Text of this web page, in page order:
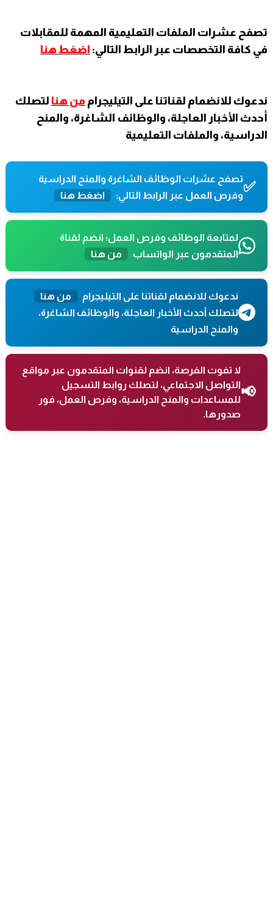
تصفح عشرات الملفات التعليمية المهمة للمقابلات
في كافة التخصصات عبر الرابط التالي: اضغط هنا
ندعوك للانضمام لقناتنا على التيليجرام من هنا لتصلك
أحدث الأخبار العاجلة، والوظائف الشاغرة، والمنح
الدراسية، والملفات التعليمية
✅تصفح عشرات الوظائف الشاغرة والمنح الدراسية
وفرص العمل عبر الرابط التالي:
اضغط هنا
لمتابعة الوظائف وفرص العمل؛ انضم لقناة
المتقدمون عبر الواتساب
من هنا
ندعوك للانضمام لقناتنا على التيليجرام
من هنا
لتصلك أحدث الأخبار العاجلة، والوظائف الشاغرة،
والمنح الدراسية
📢
لا تفوت الفرصة، انضم لقنوات المتقدمون عبر مواقع
التواصل الاجتماعي، لتصلك روابط التسجيل
للمساعدات والمنح الدراسية، وفرص العمل، فور
صدورها.